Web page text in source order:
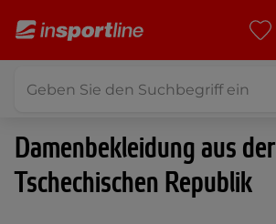
Damenbekleidung aus der
Tschechischen Republik